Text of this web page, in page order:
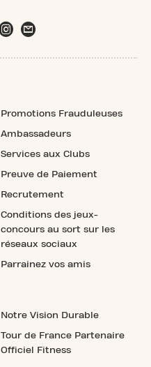
Promotions Frauduleuses
Ambassadeurs
Services aux Clubs
Preuve de Paiement
Recrutement
Conditions des jeux-
concours au sort sur les
réseaux sociaux
Parrainez vos amis
Notre Vision Durable
Tour de France Partenaire
Officiel Fitness